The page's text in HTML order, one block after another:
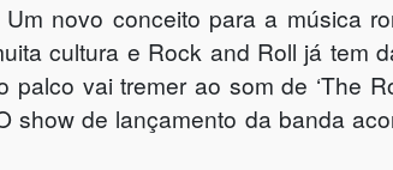
Um novo conceito para a música
cultura e Rock and Roll já tem
vai tremer ao som de ‘The
show de lançamento da banda